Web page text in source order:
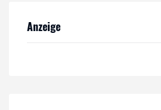
Anzeige